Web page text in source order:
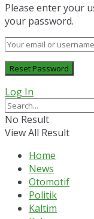
Please enter your
your password.
Log In
No Result
View All Result
Home
News
Otomotif
Politik
Kaltim